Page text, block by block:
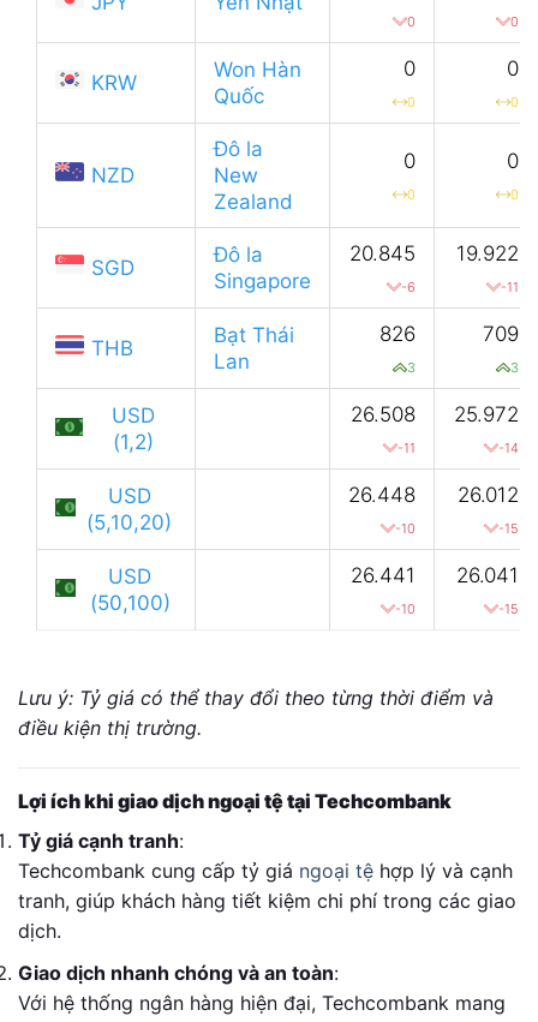
0 0
KRW
Won Hàn
Quốc
0
0
0
0
NZD
Đô la
New
Zealand
0
0
0
0
SGD
Đô la
Singapore
20.845
-6
19.922
-11
THB
Bạt Thái
Lan
826
3
709
3
USD
(1,2)
26.508
-11
25.972
-14
USD
(5,10,20)
26.448
-10
26.012
-15
USD
(50,100)
26.441
-10
26.041
-15
Lưu ý: Tỷ giá có thể thay đổi theo từng thời điểm và
điều kiện thị trường.
Lợi ích khi giao dịch ngoại tệ tại Techcombank
Tỷ giá cạnh tranh:
Techcombank cung cấp tỷ giá ngoại tệ hợp lý và cạnh
tranh, giúp khách hàng tiết kiệm chi phí trong các giao
dịch.
Giao dịch nhanh chóng và an toàn:
Với hệ thống ngân hàng hiện đại, Techcombank mang